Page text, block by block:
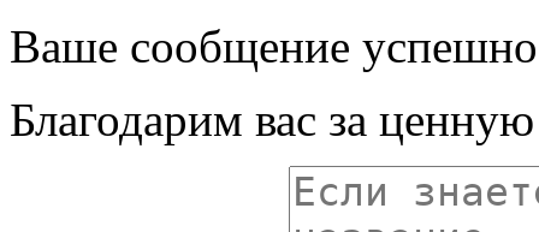
Ваше сообщение успешно
Благодарим вас за